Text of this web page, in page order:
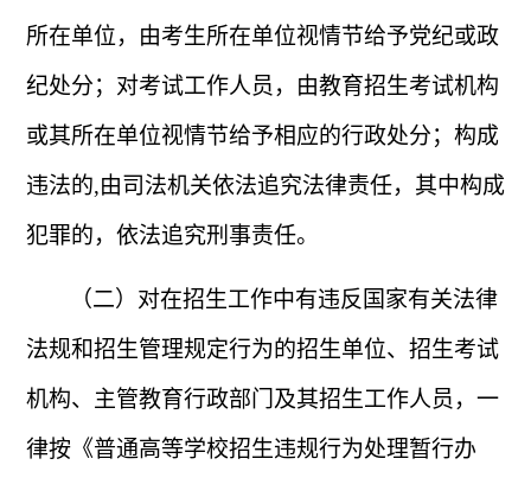
所在单位，由考生所在单位视情节给予党纪或政
纪处分；对考试工作人员，由教育招生考试机构
或其所在单位视情节给予相应的行政处分；构成
违法的,由司法机关依法追究法律责任，其中构成
犯罪的，依法追究刑事责任。
（二）对在招生工作中有违反国家有关法律
法规和招生管理规定行为的招生单位、招生考试
机构、主管教育行政部门及其招生工作人员，一
律按《普通高等学校招生违规行为处理暂行办